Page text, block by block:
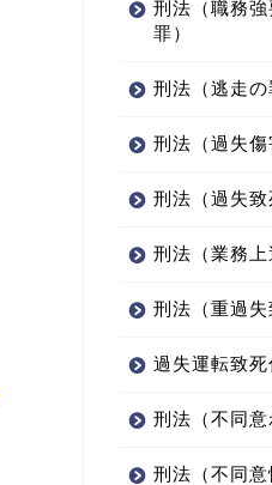
刑法（職務
罪）
刑法（逃走の
刑法（過失傷
刑法（過失致
刑法（業務上
刑法（重過失
過失運転致死
刑法（不同意
刑法（不同意